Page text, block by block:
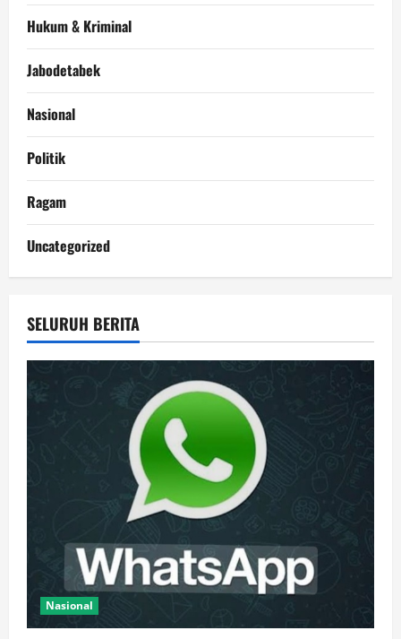
Hukum & Kriminal
Jabodetabek
Nasional
Politik
Ragam
Uncategorized
SELURUH BERITA
Nasional